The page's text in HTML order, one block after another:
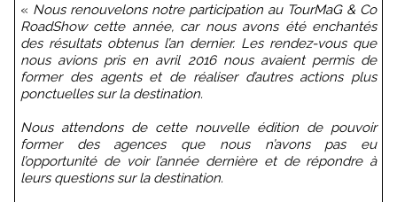
« Nous renouvelons notre participation au TourMaG & Co
RoadShow cette année, car nous avons été enchantés
des résultats obtenus l’an dernier. Les rendez-vous que
nous avions pris en avril 2016 nous avaient permis de
former des agents et de réaliser d’autres actions plus
ponctuelles sur la destination.
Nous attendons de cette nouvelle édition de pouvoir
former des agences que nous n’avons pas eu
l’opportunité de voir l’année dernière et de répondre à
leurs questions sur la destination.